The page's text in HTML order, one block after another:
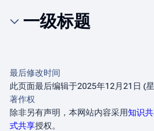
一级标题
最后修改时间
此页面最后编辑于2025年12月21日 (星
著作权
除非另有声明，本网站内容采用知识
式共享授权。